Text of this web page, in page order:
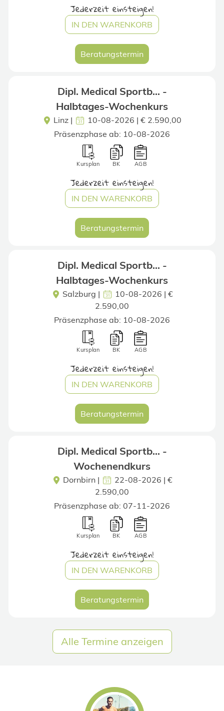
IN DEN WARENKORB
Jederzeit einsteigen!
Beratungstermin
Dipl. Medical Sportb... -
Halbtages-Wochenkurs
Linz |
10-08-2026 | € 2.590,00
Präsenzphase ab: 10-08-2026
Kursplan BK AGB
IN DEN WARENKORB
Jederzeit einsteigen!
Beratungstermin
Dipl. Medical Sportb... -
Halbtages-Wochenkurs
Salzburg |
10-08-2026 | €
2.590,00
Präsenzphase ab: 10-08-2026
Kursplan BK AGB
IN DEN WARENKORB
Jederzeit einsteigen!
Beratungstermin
Dipl. Medical Sportb... -
Wochenendkurs
Dornbirn |
22-08-2026 | €
2.590,00
Präsenzphase ab: 07-11-2026
Kursplan BK AGB
IN DEN WARENKORB
Jederzeit einsteigen!
Beratungstermin
Alle Termine anzeigen